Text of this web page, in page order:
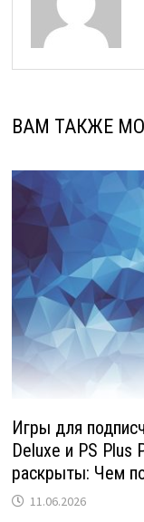
ВАМ ТАКЖЕ
Игры для
Deluxe и PS Plus
раскрыты: Чем
11.06.2026